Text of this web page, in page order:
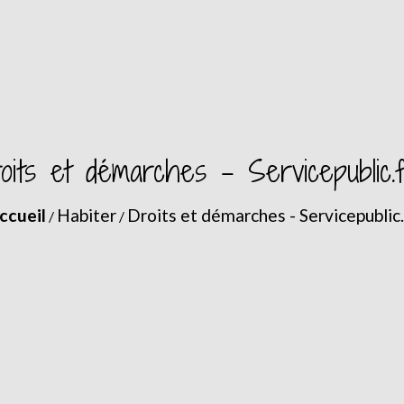
et démarches -
/ Habiter / Droits et démarches -